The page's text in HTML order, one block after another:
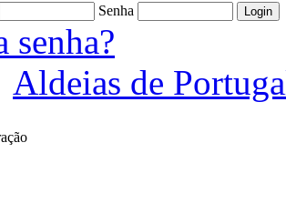
Senha
senha?
Aldeias de